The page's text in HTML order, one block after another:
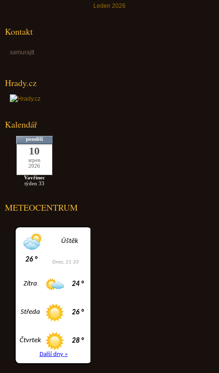
Leden 2026
Kontakt
samurajtt
Hrady.cz
Kalendář
pondělí
10
srpen
2026
Vavřinec
týden 33
METEOCENTRUM